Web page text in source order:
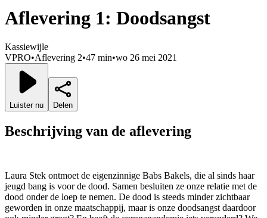
Aflevering 1: Doodsangst
Kassiewijle
VPRO•Aflevering 2•47 min•wo 26 mei 2021
Luister nu Delen
Beschrijving van de aflevering
Laura Stek ontmoet de eigenzinnige Babs Bakels, die al sinds haar
jeugd bang is voor de dood. Samen besluiten ze onze relatie met de
dood onder de loep te nemen. De dood is steeds minder zichtbaar
geworden in onze maatschappij, maar is onze doodsangst daardoor